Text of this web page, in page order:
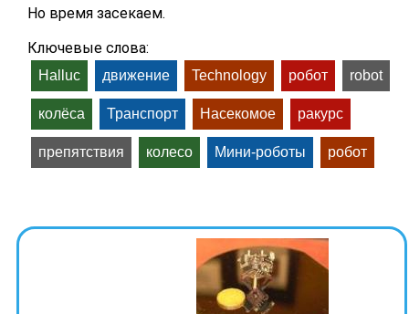
Но время засекаем.
Ключевые слова:
Halluc движение Technology робот robot
колёса Транспорт Насекомое ракурс
препятствия колесо Мини-роботы робот